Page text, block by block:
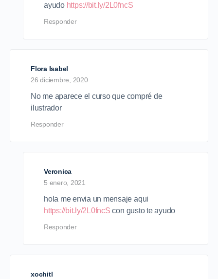
ayudo https://bit.ly/2L0fncS
Responder
Flora Isabel
26 diciembre, 2020
No me aparece el curso que compré de
ilustrador
Responder
Veronica
5 enero, 2021
hola me envia un mensaje aqui
https://bit.ly/2L0fncS con gusto te ayudo
Responder
xochitl